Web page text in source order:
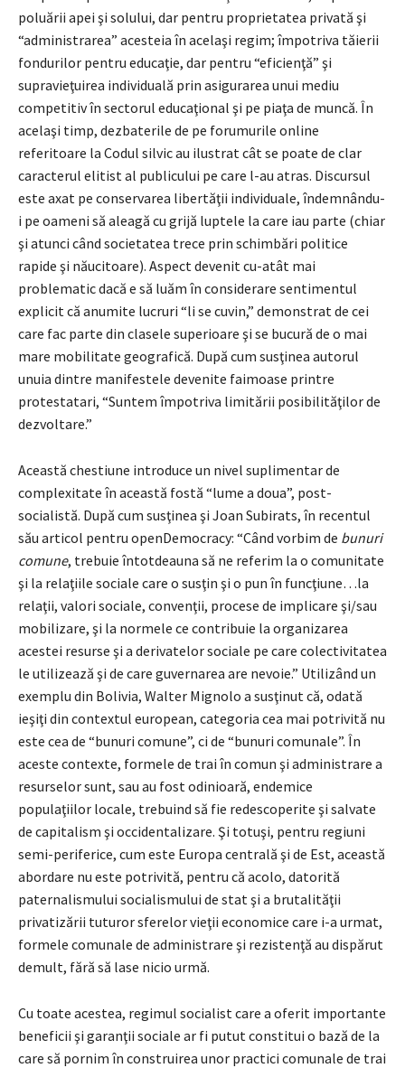
poluării apei şi solului, dar pentru proprietatea privată şi
“administrarea” acesteia în acelaşi regim; împotriva tăierii
fondurilor pentru educaţie, dar pentru “eficienţă” şi
supravieţuirea individuală prin asigurarea unui mediu
competitiv în sectorul educaţional şi pe piaţa de muncă. În
acelaşi timp, dezbaterile de pe forumurile online
referitoare la Codul silvic au ilustrat cât se poate de clar
caracterul elitist al publicului pe care l-au atras. Discursul
este axat pe conservarea libertăţii individuale, îndemnându-
i pe oameni să aleagă cu grijă luptele la care iau parte (chiar
şi atunci când societatea trece prin schimbări politice
rapide şi năucitoare). Aspect devenit cu-atât mai
problematic dacă e să luăm în considerare sentimentul
explicit că anumite lucruri “li se cuvin,” demonstrat de cei
care fac parte din clasele superioare şi se bucură de o mai
mare mobilitate geografică. După cum susţinea autorul
unuia dintre manifestele devenite faimoase printre
protestatari, “Suntem împotriva limitării posibilităţilor de
dezvoltare.”
Această chestiune introduce un nivel suplimentar de
complexitate în această fostă “lume a doua”, post-
socialistă. După cum susţinea şi Joan Subirats, în recentul
său articol pentru openDemocracy: “Când vorbim de bunuri
comune, trebuie întotdeauna să ne referim la o comunitate
şi la relaţiile sociale care o susţin şi o pun în funcţiune…la
relaţii, valori sociale, convenţii, procese de implicare şi/sau
mobilizare, şi la normele ce contribuie la organizarea
acestei resurse şi a derivatelor sociale pe care colectivitatea
le utilizează şi de care guvernarea are nevoie.” Utilizând un
exemplu din Bolivia, Walter Mignolo a susţinut că, odată
ieşiţi din contextul european, categoria cea mai potrivită nu
este cea de “bunuri comune”, ci de “bunuri comunale”. În
aceste contexte, formele de trai în comun şi administrare a
resurselor sunt, sau au fost odinioară, endemice
populaţiilor locale, trebuind să fie redescoperite şi salvate
de capitalism şi occidentalizare. Şi totuşi, pentru regiuni
semi-periferice, cum este Europa centrală şi de Est, această
abordare nu este potrivită, pentru că acolo, datorită
paternalismului socialismului de stat şi a brutalităţii
privatizării tuturor sferelor vieţii economice care i-a urmat,
formele comunale de administrare şi rezistenţă au dispărut
demult, fără să lase nicio urmă.
Cu toate acestea, regimul socialist care a oferit importante
beneficii şi garanţii sociale ar fi putut constitui o bază de la
care să pornim în construirea unor practici comunale de trai